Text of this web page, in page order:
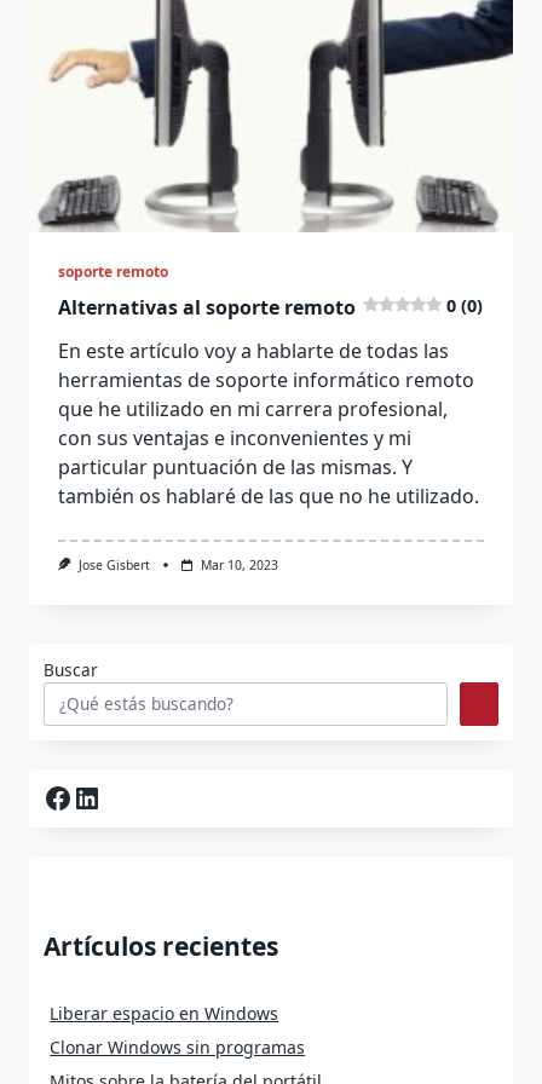
soporte remoto
Alternativas al soporte remoto 0 (0)
En este artículo voy a hablarte de todas las
herramientas de soporte informático remoto
que he utilizado en mi carrera profesional,
con sus ventajas e inconvenientes y mi
particular puntuación de las mismas. Y
también os hablaré de las que no he utilizado.
Jose Gisbert Mar 10, 2023
Buscar
Facebook
LinkedIn
Artículos recientes
Liberar espacio en Windows
Clonar Windows sin programas